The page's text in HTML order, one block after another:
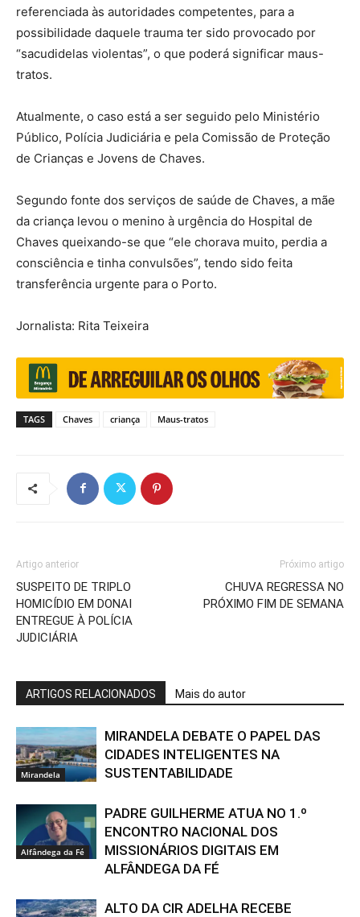
referenciada às autoridades competentes, para a
possibilidade daquele trauma ter sido provocado por
“sacudidelas violentas”, o que poderá significar maus-
tratos.
Atualmente, o caso está a ser seguido pelo Ministério
Público, Polícia Judiciária e pela Comissão de Proteção
de Crianças e Jovens de Chaves.
Segundo fonte dos serviços de saúde de Chaves, a mãe
da criança levou o menino à urgência do Hospital de
Chaves queixando-se que “ele chorava muito, perdia a
consciência e tinha convulsões”, tendo sido feita
transferência urgente para o Porto.
Jornalista: Rita Teixeira
TAGS Chaves criança Maus-tratos
Artigo anterior
SUSPEITO DE TRIPLO
HOMICÍDIO EM DONAI
ENTREGUE À POLÍCIA
JUDICIÁRIA
Próximo artigo
CHUVA REGRESSA NO
PRÓXIMO FIM DE SEMANA
ARTIGOS RELACIONADOS Mais do autor
Mirandela
MIRANDELA DEBATE O PAPEL DAS
CIDADES INTELIGENTES NA
SUSTENTABILIDADE
Alfândega da Fé
PADRE GUILHERME ATUA NO 1.º
ENCONTRO NACIONAL DOS
MISSIONÁRIOS DIGITAIS EM
ALFÂNDEGA DA FÉ
ALTO DA CIR ADELHA RECEBE